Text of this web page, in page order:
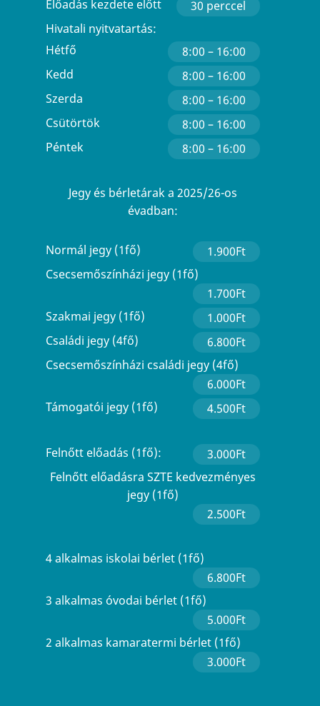
Előadás kezdete előtt
30 perccel
Hivatali nyitvatartás:
Hétfő
8:00 – 16:00
Kedd
8:00 – 16:00
Szerda
8:00 – 16:00
Csütörtök
8:00 – 16:00
Péntek
8:00 – 16:00
Jegy és bérletárak a 2025/26-os
évadban:
Normál jegy (1fő)
1.900Ft
Csecsemőszínházi jegy (1fő)
1.700Ft
Szakmai jegy (1fő)
1.000Ft
Családi jegy (4fő)
6.800Ft
Csecsemőszínházi családi jegy (4fő)
6.000Ft
Támogatói jegy (1fő)
4.500Ft
Felnőtt előadás (1fő):
3.000Ft
Felnőtt előadásra SZTE kedvezményes
jegy (1fő)
2.500Ft
4 alkalmas iskolai bérlet (1fő)
6.800Ft
3 alkalmas óvodai bérlet (1fő)
5.000Ft
2 alkalmas kamaratermi bérlet (1fő)
3.000Ft